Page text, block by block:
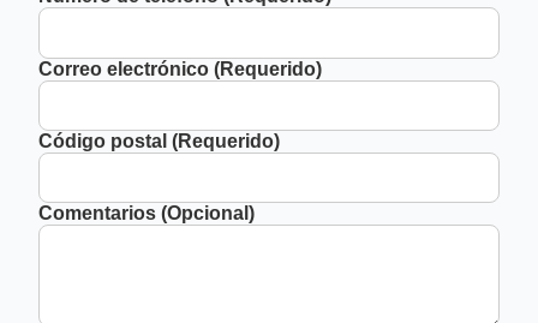
Correo electrónico (Requerido)
Código postal (Requerido)
Comentarios (Opcional)